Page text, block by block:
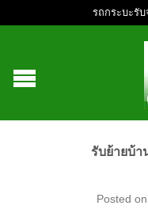
รถกระบะรั
รับย้ายบ้า
Posted on